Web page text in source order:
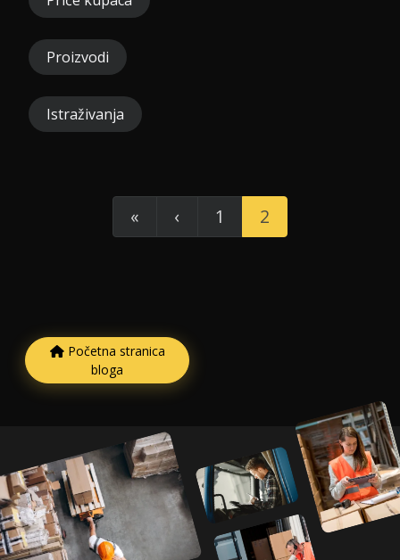
Proizvodi
Istraživanja
« ‹ 1 2
Početna stranica
bloga